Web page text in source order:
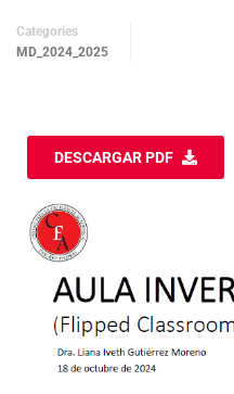
Categories
MD_2024_2025
DESCARGAR PDF